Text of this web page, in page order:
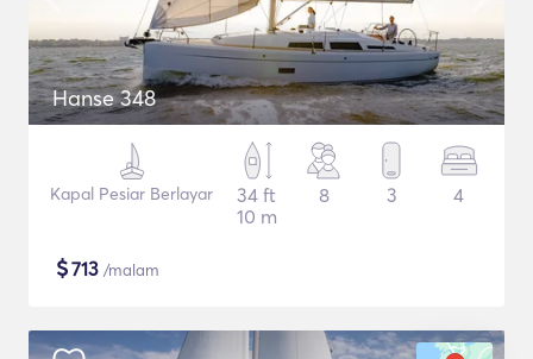
Hanse 348
Kapal Pesiar Berlayar
34 ft
10 m
8 3 4
$713 /malam